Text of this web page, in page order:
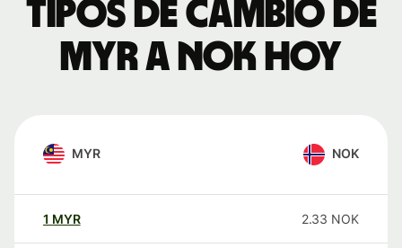
Tipos de cambio de
MYR a NOK hoy
MYR NOK
1 MYR 2.33 NOK